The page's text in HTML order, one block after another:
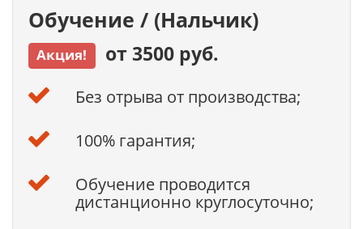
Обучение / (Нальчик)
Акция! от 3500 руб.
Без отрыва от производства;
100% гарантия;
Обучение проводится
дистанционно круглосуточно;